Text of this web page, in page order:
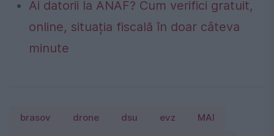
Ai datorii la ANAF? Cum verifici gratuit,
online, situația fiscală în doar câteva
minute
brasov drone dsu evz MAI